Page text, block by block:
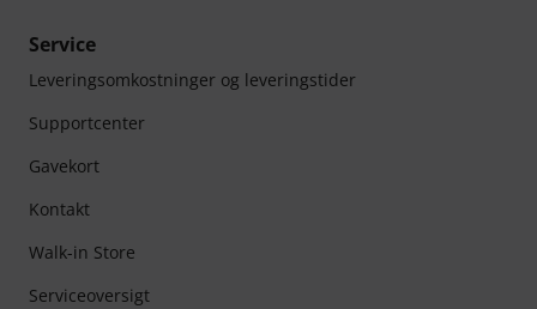
Service
Leveringsomkostninger og leveringstider
Supportcenter
Gavekort
Kontakt
Walk-in Store
Serviceoversigt